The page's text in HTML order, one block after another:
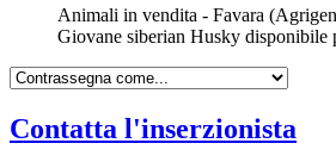
Animali in vendita - Favara
Giovane siberian Husky disponibile
Contatta l'inserzionista